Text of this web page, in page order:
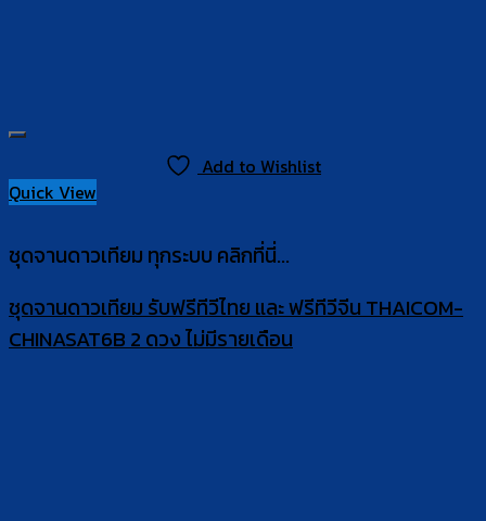
Add to Wishlist
Quick View
ชุดจานดาวเทียม ทุกระบบ คลิกที่นี่...
ชุดจานดาวเทียม รับฟรีทีวีไทย และ ฟรีทีวีจีน THAICOM-
CHINASAT6B 2 ดวง ไม่มีรายเดือน